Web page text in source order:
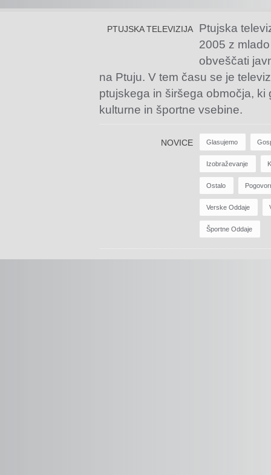
PTUJSKA TELEVIZIJA
Ptujska
2005 z
obveščati
na Ptuju. V tem času se je
ptujskega in širšega območja,
kulturne in športne vsebine.
NOVICE Glasujemo
Izobraževanje
Ostalo
Verske Oddaje
Športne Oddaje